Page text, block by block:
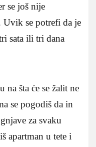
se još nije
Uvik se potrefi da je
sata ili tri dana
na šta će se žalit ne
se pogodiš da in
za svaku
apartman u tete i